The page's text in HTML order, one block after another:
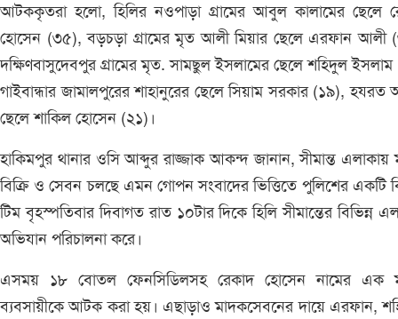
আটককৃতরা হলো, হিলির নওপাড়া গ্রামের আবুল কালামের ছেলে
হোসেন (৩৫), বড়চড়া গ্রামের মৃত আলী মিয়ার ছেলে এরফান আলী
দক্ষিণবাসুদেবপুর গ্রামের মৃত. সামছুল ইসলামের ছেলে শহিদুল
গাইবান্ধার জামালপুরের শাহানুরের ছেলে সিয়াম সরকার (১৯), হযরত
ছেলে শাকিল হোসেন (২১)।
হাকিমপুর থানার ওসি আব্দুর রাজ্জাক আকন্দ জানান, সীমান্ত এলাকায়
বিক্রি ও সেবন চলছে এমন গোপন সংবাদের ভিত্তিতে পুলিশের একটি
টিম বৃহস্পতিবার দিবাগত রাত ১০টার দিকে হিলি সীমান্তের বিভিন্ন
অভিযান পরিচালনা করে।
এসময় ১৮ বোতল ফেনসিডিলসহ রেকাদ হোসেন নামের এক
ব্যবসায়ীকে আটক করা হয়। এছাড়াও মাদকসেবনের দায়ে এরফান,